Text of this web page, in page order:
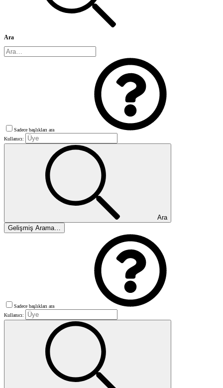
Ara
Sadece başlıkları ara
Kullanıcı:
Ara
Gelişmiş Arama…
Sadece başlıkları ara
Kullanıcı: